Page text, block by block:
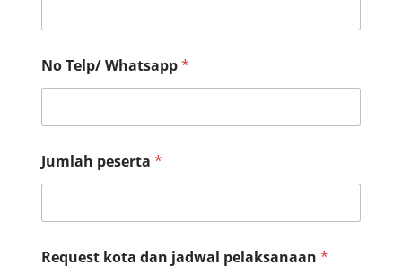
n
s
a
s
i
E
a
l
No Telp/ Whatsapp*
Jumlah peserta *
Request kota dan jadwal pelaksanaan *